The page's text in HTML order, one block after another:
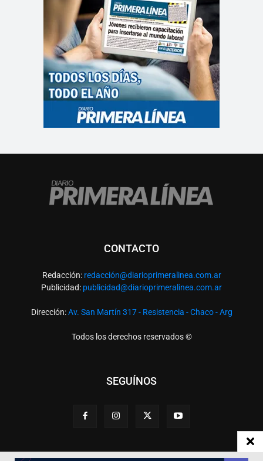
CONTACTO
Redacción: redacción@diarioprimeralinea.com.ar
Publicidad: publicidad@diarioprimeralinea.com.ar
Dirección:Av. San Martín 317 - Resistencia - Chaco - Arg
Todos los derechos reservados ©
SEGUÍNOS